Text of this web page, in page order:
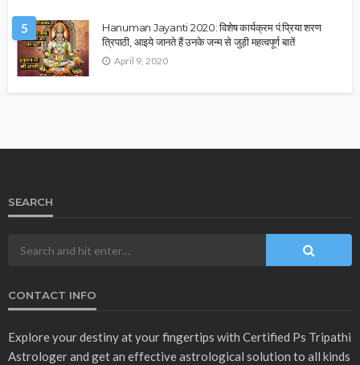
5
Hanuman Jayanti 2020: विशेष कार्यक्रम पं.प्रिया शरण
त्रिपाठी, आइये जानते हैं उनके जन्म से जुड़ी महत्वपूर्ण बातें
April 9, 2020
SEARCH
CONTACT INFO
Explore your destiny at your fingertips with Certified Ps Tripathi
Astrologer and get an effective astrological solution to all kinds